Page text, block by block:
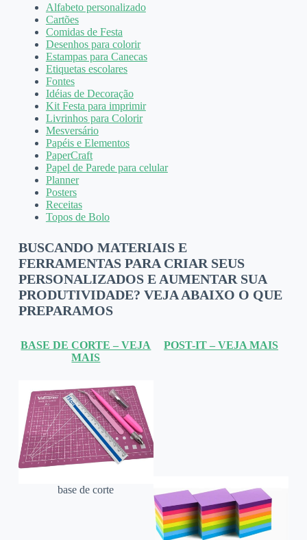
Alfabeto personalizado
Cartões
Comidas de Festa
Desenhos para colorir
Estampas para Canecas
Etiquetas escolares
Fontes
Idéias de Decoração
Kit Festa para imprimir
Livrinhos para Colorir
Mesversário
Papéis e Elementos
PaperCraft
Papel de Parede para celular
Planner
Posters
Receitas
Topos de Bolo
BUSCANDO MATERIAIS E
FERRAMENTAS PARA CRIAR SEUS
PERSONALIZADOS E AUMENTAR SUA
PRODUTIVIDADE? VEJA ABAIXO O QUE
PREPARAMOS
BASE DE CORTE – VEJA
MAIS
base de corte
POST-IT – VEJA MAIS